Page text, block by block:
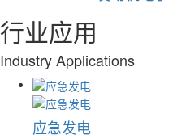
行业应用
Industry Applications
应急发电